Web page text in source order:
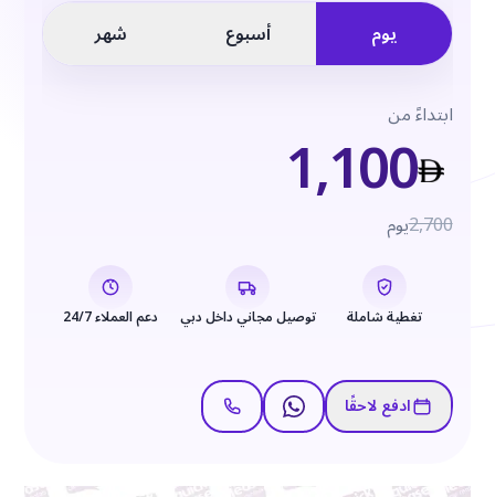
يوم أسبوع شهر
ابتداءً من1,1002,700يوم
تغطية شاملة توصيل مجاني داخل دبي دعم العملاء 24/7
ادفع لاحقًا